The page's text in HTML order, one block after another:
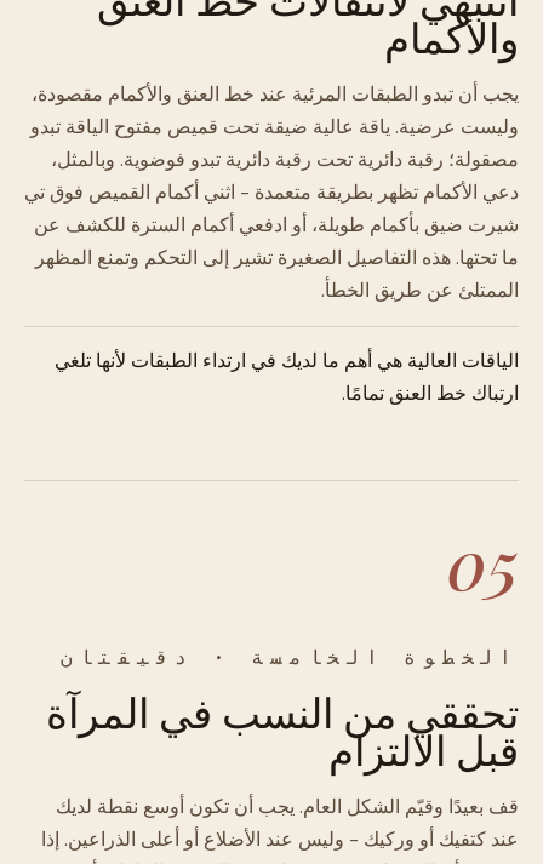
والأكمام
يجب أن تبدو الطبقات المرئية عند خط العنق والأكمام مقصودة،
وليست عرضية. ياقة عالية ضيقة تحت قميص مفتوح الياقة تبدو
مصقولة؛ رقبة دائرية تحت رقبة دائرية تبدو فوضوية. وبالمثل،
دعي الأكمام تظهر بطريقة متعمدة - اثني أكمام القميص فوق تي
شيرت ضيق بأكمام طويلة، أو ادفعي أكمام السترة للكشف عن
ما تحتها. هذه التفاصيل الصغيرة تشير إلى التحكم وتمنع المظهر
الممتلئ عن طريق الخطأ.
الياقات العالية هي أهم ما لديك في ارتداء الطبقات لأنها تلغي
ارتباك خط العنق تمامًا.
05
الخطوة الخامسة · دقيقتان
تحققي من النسب في المرآة
قبل الالتزام
قف بعيدًا وقيّم الشكل العام. يجب أن تكون أوسع نقطة لديك
عند كتفيك أو وركيك - وليس عند الأضلاع أو أعلى الذراعين. إذا